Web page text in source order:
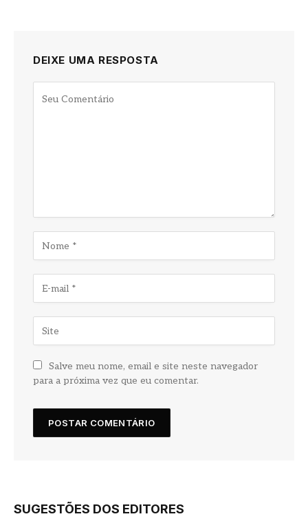
DEIXE UMA RESPOSTA
Salve meu nome, email e site neste navegador
para a próxima vez que eu comentar.
SUGESTÕES DOS EDITORES